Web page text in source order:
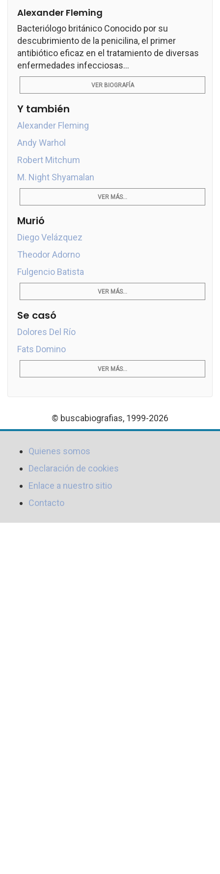
Alexander Fleming
Bacteriólogo británico Conocido por su
descubrimiento de la penicilina, el primer
antibiótico eficaz en el tratamiento de diversas
enfermedades infecciosas...
VER BIOGRAFÍA
Y también
Alexander Fleming
Andy Warhol
Robert Mitchum
M. Night Shyamalan
VER MÁS...
Murió
Diego Velázquez
Theodor Adorno
Fulgencio Batista
VER MÁS...
Se casó
Dolores Del Río
Fats Domino
VER MÁS...
© buscabiografias, 1999-2026
Quienes somos
Declaración de cookies
Enlace a nuestro sitio
Contacto